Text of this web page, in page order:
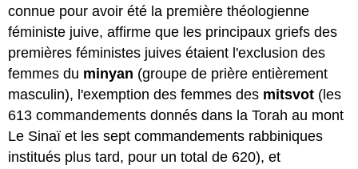
connue pour avoir été la première théologienne
féministe juive, affirme que les principaux griefs des
premières féministes juives étaient l'exclusion des
femmes du minyan (groupe de prière entièrement
masculin), l'exemption des femmes des mitsvot (les
613 commandements donnés dans la Torah au mont
Le Sinaï et les sept commandements rabbiniques
institués plus tard, pour un total de 620), et